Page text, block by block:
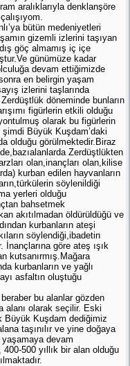
aralıklarıyla denklanşöre
bütün medeniyetleri
gizemli izlerini taşıyan
göç almamış iç içe
günümüze kadar
devam ettiğimizde
en belirgin yaşam
izlerini taşlarında
Zerdüştlük döneminde bunların
figürlerin etkili olduğu
olarak bu figürlerin
şimdi Büyük Kuşdam’daki
olduğu görülmektedir.Biraz
Zerdüştlükten
olan,inançları olan,kilise
kurban edilen hayvanların
söylenildiği
yerleri olduğu
bahsetmek
akıtılmadan öldürüldüğü ve
kurbanların ateşi
söylendiği,ibadetin
İnançlarına göre ateş ışık
kutsanırmış.Mağara
kurbanların ve yağlı
asfaltın oluştuğu
bu alanlar gözden
alanı olarak seçilir. Eski
Büyük Kuşdam dediğimiz
taşınılır ve yine doğaya
devam
400-500 yıllık bir alan olduğu